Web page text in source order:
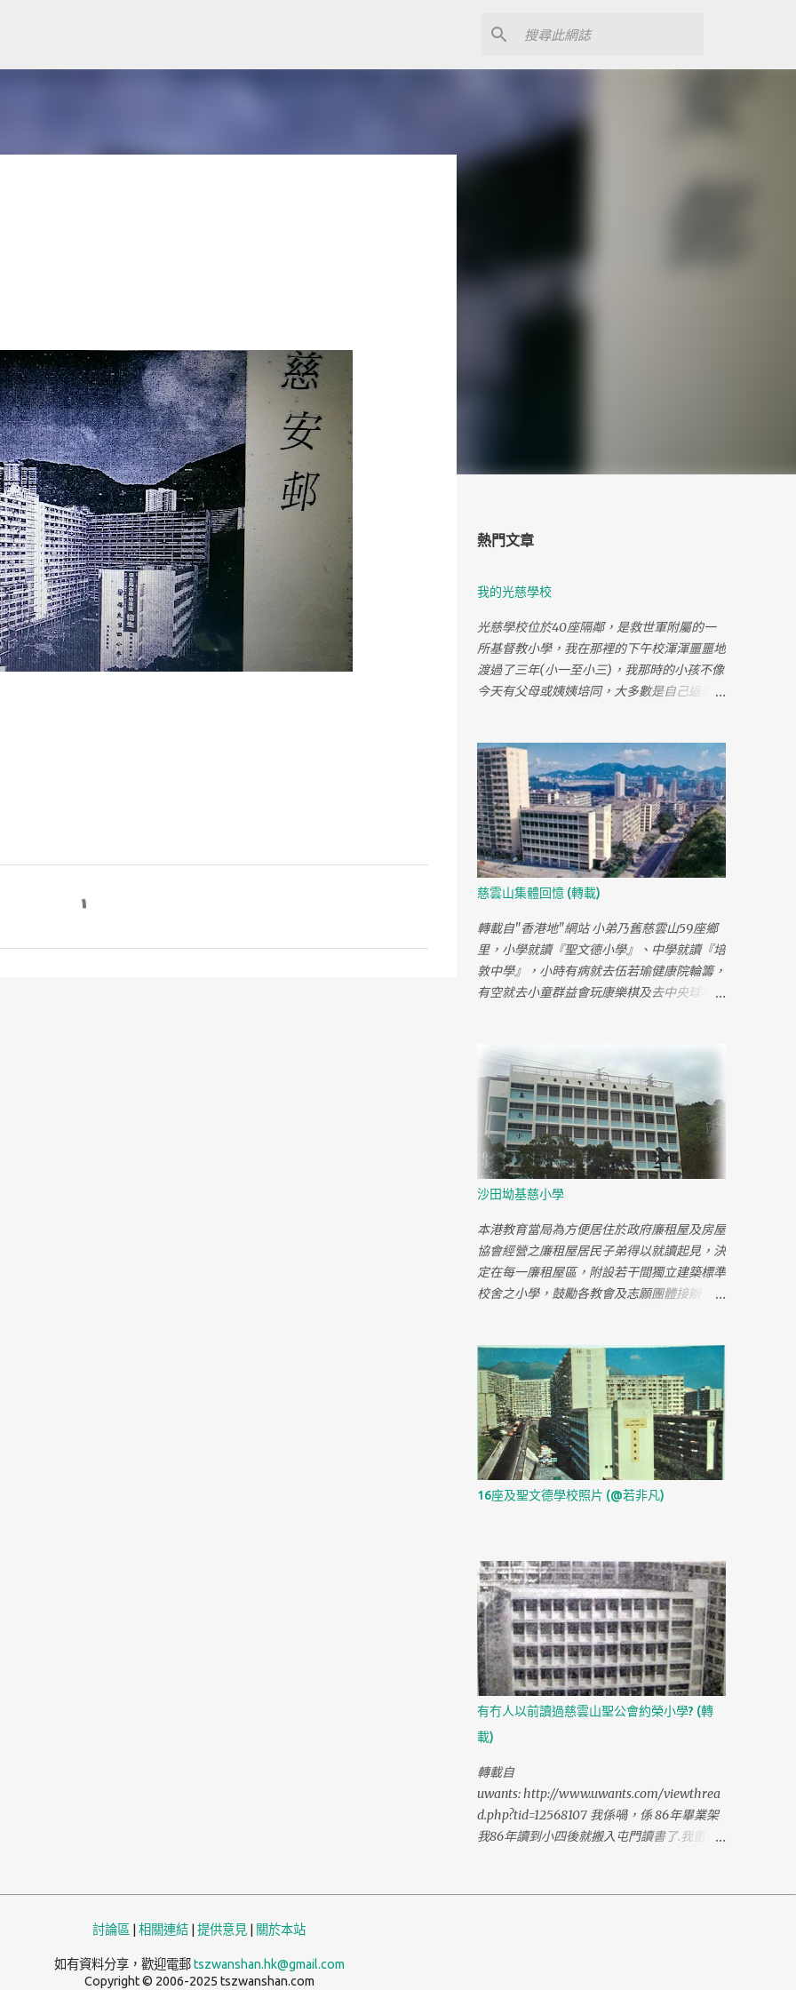
熱門文章
我的光慈學校
光慈學校位於40座隔鄰，是救世軍附屬的一
所基督教小學，我在那裡的下午校渾渾噩噩地
渡過了三年(小一至小三)，我那時的小孩不像
今天有父母或姨姨培同，大多數是自己返學。
在凳上好"勁"地飛上半空像要跌出千秋，旁觀
的我也覺刺激。 每逢星期六都需要早上上
課，我會早些返學與同學在學校附近嬉戲，那
時慈雲山有很多流浪狗，我們有時會用棍叉狗
屎來玩，或玩下老鼠籠，雖然無聊但很好開
心。 逢星期六的早會都有一個著軍服的男人
用國語來講耶穌，而且一講便個幾鐘，對年紀
少的我只覺既悶又辛苦。 細個時不知讀書為
何物只顧嬉戲，默書都在低分中徘徊，不知是
否這樣養成今天很善忘。 小息時常玩推同學
入女廁或玩閹人，有時會跟同學夾錢買"孖
條"食，那時亦很流行食散裝很大塊圓形的蝦
又玩打架令手較裂了，還因此去了幾次鳳凰新
村的梁祥睇跌打，或許媽媽覺得這間小學校風
不好，小四便轉校到47座的聖鮑思高讀書，
結束了光慈的生活。 光慈學校是在慈雲山重
建前已停辦，今天我已完全忘記光慈裡同學和
老師的名字，在網上亦未能找到一點兒有關光
慈的資料，彷彿光慈學校已完全消失於歷史
中。
慈雲山集體回憶 (轉載)
轉載自"香港地"網站 小弟乃舊慈雲山59座鄉
里，小學就讀『聖文德小學』、中學就讀『培
敦中學』，小時有病就去伍若瑜健康院輪籌，
有空就去小童群益會玩康樂棋及去中央球場睇
機，晚上可以在中央公園睇未出道『黃日華』
踢球......你是慈雲山人嗎 小學就讀『聖文德小
學』 咁有冇去過寶 X 飲茶呀？我讀 1.2.3 座既
中心幼稚園架~~~~~呵呵！ 123座，是近毓華
街的座，或是沙田坳道的123座？我在鳳凰新
村的『聖西門幼稚園』讀書 當然係向旺角坐
小巴過左香島中學，就叫 " 斜路 " 有落
~~~~~ 個 1.2.3.座啦~~~ 你知唔知你的123座
在未拆之前變成了飛虎隊訓練教場 哈！唔知
呀！未拆之前十年左右我都搬左~~ 不過早排
我都有上去慈雲山中心，鳳德飲茶
~~~~~~~~~ 四十八座,住左廾幾年,而家ｏ的
個堆 住過鳳凰村有無計傾呀??? 歡迎，我細個
成日去鳳凰村架 小時我好百厭,經常扭親手
腳...然後就經常幫襯"梁華跌打"你有無幫襯
過?知吾知重現壯? 我有幫襯過，但之後發現
隔離香國成醫館仲正，還記得有次去那兒睇跌
打，係對面酒樓斜坡上見到一隻成隻貓咁大老
鼠，成間醫館人都走出去睇我住0左慈雲山30
幾年, 住過2 座, 未走前都搬過去慈民村(以前
得巴士站旁有小童場. 我小時得閒就去東區及
南區借書, 有一年仲有玩具借, 不過過左一陣就
無左. 前一陣子去過123座果到, 唔同晒啦, 要
locate 以前 D building 都有 D 難度. 反而是萬
年果堆私家樓就無點變, 當然萬年及寶爵就無
左啦. 中學剛開始去打機, 去得最多的機竇就係
鳳凰村間瑞利, 書局就去聖B對面間書局, 不過
一時記唔起個名. BTW, 講起書局, 好似萬年後
面果間導航者仲係度喎, 係咪? 想想0下導航者
鎮宇為街坊，時見佢喜穿一身米白乾濕褸，
飄逸有型，甚有明星風範，但當時他還...
沙田坳基慈小學
本港教育當局為方便居住於政府廉租屋及房屋
協會經營之廉租屋居民子弟得以就讀起見，決
定在每一廉租屋區，附設若干間獨立建築標準
校舍之小學，鼓勵各教會及志願團體接辦。一
慈雲山沙田拗廉租屋區，區會定名為基慈小
學，一間位於荃灣葵涌石蔭村廉租屋區，定名
為基蔭小學。該兩間校舍，每間有課室廿四
個，特別室三個，地下為禮堂，各可收容學童
二千一百六十人。 一九六八年八月，本會接
收基慈校舍後，即行裝修，購置校具，並一面
佈告招生，先開上午校，招二十班，十月一日
開課，十一月卅日舉行開幕典禮，請助理教育
16座及聖文德學校照片 (@若非凡)
有冇人以前讀過慈雲山聖公會約榮小學? (轉
載)
轉載自
uwants: http://www.uwants.com/viewthrea
d.php?tid=12568107 我係喎，係 86年畢業架
我86年讀到小四後就搬入屯門讀書了.我重有
的，班主任姓潘，關生係最惡死，以前都比佢
討論區 相關連結 提供意見 關於本站
如有資料分享，歡迎電郵tszwanshan.hk@gmail.com
Copyright © 2006-2025 tszwanshan.com